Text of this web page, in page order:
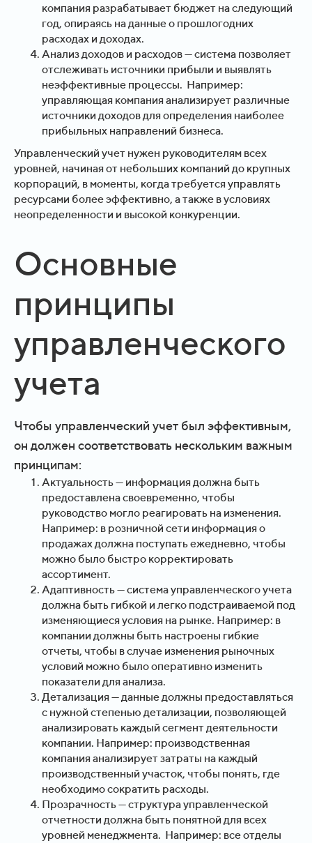
компания разрабатывает бюджет на следующий
год, опираясь на данные о прошлогодних
расходах и доходах.
Анализ доходов и расходов — система позволяет
отслеживать источники прибыли и выявлять
неэффективные процессы. Например:
управляющая компания анализирует различные
источники доходов для определения наиболее
прибыльных направлений бизнеса.
Управленческий учет нужен руководителям всех
уровней, начиная от небольших компаний до крупных
корпораций, в моменты, когда требуется управлять
ресурсами более эффективно, а также в условиях
неопределенности и высокой конкуренции.
Основные
принципы
управленческого
учета
Чтобы управленческий учет был эффективным,
он должен соответствовать нескольким важным
принципам:
Актуальность — информация должна быть
предоставлена своевременно, чтобы
руководство могло реагировать на изменения.
Например: в розничной сети информация о
продажах должна поступать ежедневно, чтобы
можно было быстро корректировать
ассортимент.
Адаптивность — система управленческого учета
должна быть гибкой и легко подстраиваемой под
изменяющиеся условия на рынке. Например: в
компании должны быть настроены гибкие
отчеты, чтобы в случае изменения рыночных
условий можно было оперативно изменить
показатели для анализа.
Детализация — данные должны предоставляться
с нужной степенью детализации, позволяющей
анализировать каждый сегмент деятельности
компании. Например: производственная
компания анализирует затраты на каждый
производственный участок, чтобы понять, где
необходимо сократить расходы.
Прозрачность — структура управленческой
отчетности должна быть понятной для всех
уровней менеджмента. Например: все отделы